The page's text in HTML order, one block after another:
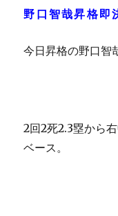
野口智哉昇格即
今日昇格の野口智
2回2死2.3塁から
ベース。